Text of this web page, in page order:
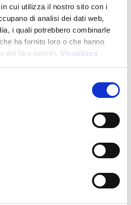
cui utilizza il nostro sito con i
di analisi dei dati web,
i quali potrebbero combinarle
ha fornito loro o che hanno
dei loro servizi. Visualizza
600d con tracolla e